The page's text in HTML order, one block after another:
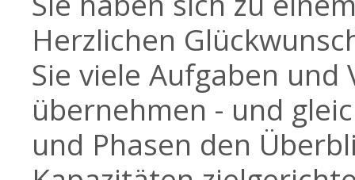
Herzlichen
Sie viele Aufgaben
übernehmen - und
und Phasen den